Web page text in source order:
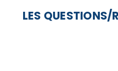
LES QUESTIONS/